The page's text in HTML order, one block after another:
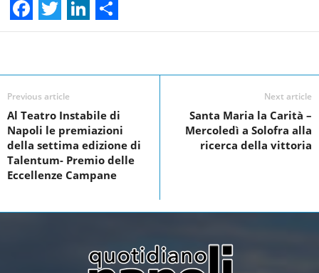
F
c
e
b
o
o
T
i
t
t
e
r
L
n
k
e
d
I
S
a
e
Previous article
Al Teatro Instabile di
Napoli le premiazioni
della settima edizione di
Talentum- Premio delle
Eccellenze Campane
Next article
Santa Maria la Carità –
Mercoledì a Solofra alla
ricerca della vittoria